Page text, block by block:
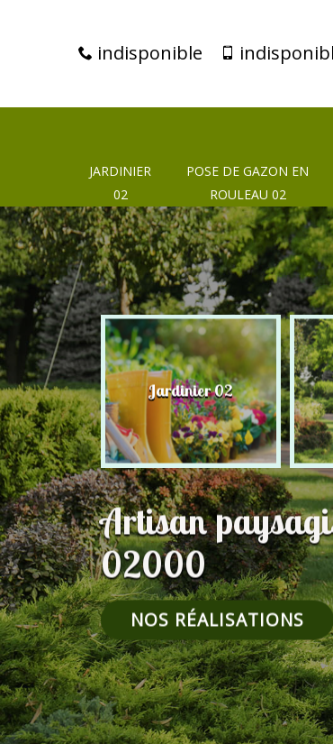
indisponible
JARDINIER
02
POSE DE GAZON EN
ROULEAU 02
02 Jardinier 02
Artisan
02000
NOS RÉALISATIONS